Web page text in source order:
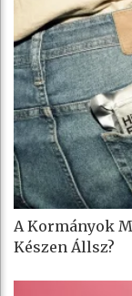
A Kormányok
Készen Állsz?